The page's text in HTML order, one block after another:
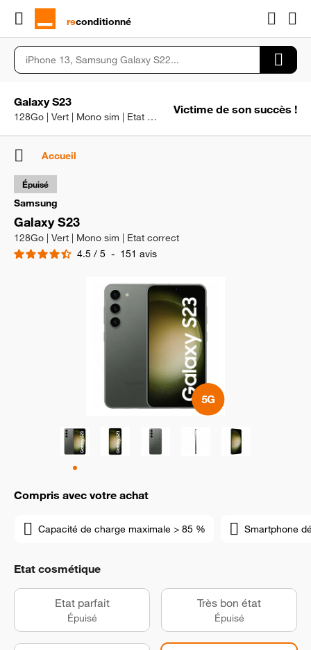
rɘconditionné
Galaxy S23
128Go | Vert | Mono sim | Etat correct
Victime de son succès !
Accueil
Samsung
Galaxy S23
128Go | Vert | Mono sim | Etat correct
4.5 / 5 - 151 avis
Épuisé
Compris avec votre achat
Capacité de charge maximale > 85 % Smartphone
Etat cosmétique
Etat parfait
Épuisé
Très bon état
Épuisé